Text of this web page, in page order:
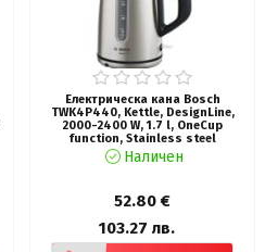
Електрическа кана Bosch
TWK4P440, Kettle, DesignLine,
2000-2400 W, 1.7 l, OneCup
function, Stainless steel
Наличен
52.80 €
103.27 лв.